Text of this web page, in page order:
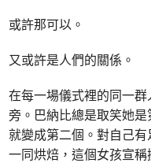
或許那可以。
又或許是人們的關係。
在每一場儀式裡的同一
旁。巴納比總是取笑她
就變成第二個。對自己
一同烘焙，這個女孩宣